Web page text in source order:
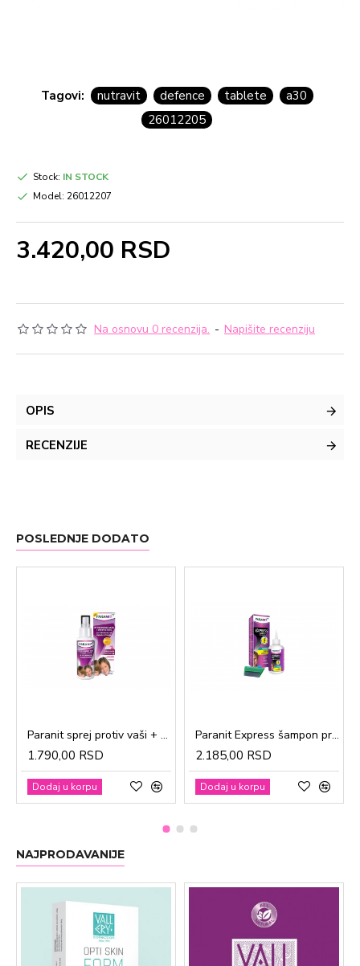
Tagovi: nutravit defence tablete
a30
26012205
Na osnovu 0 recenzija. - Napišite recenziju
3.420,00 RSD
Stock: IN STOCK
Model: 26012207
OPIS
RECENZIJE
POSLEDNJE DODATO
Paranit sprej protiv vaši + češalj 100ml
1.790,00 RSD
Dodaj u korpu
Paranit Express šampon protiv vaši + češalj 200ml
2.185,00 RSD
Dodaj u korpu
NAJPRODAVANIJE